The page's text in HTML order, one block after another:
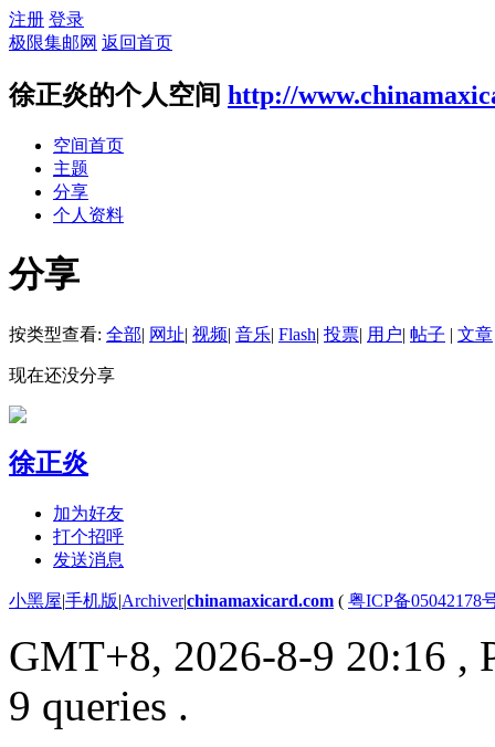
注册 登录
极限集邮网 返回首页
徐正炎的个人空间 http://
空间首页
主题
分享
个人资料
分享
按类型查看: 全部| 网址| 视频| 音乐| Flash| 投票| 用户| 帖子 | 文章
现在还没分享
徐正炎
加为好友
打个招呼
发送消息
小黑屋|手机版|Archiver|chinamaxicard.com ( 粤ICP备05042178
GMT+8, 2026-8-9 20:16 ,
9 queries .